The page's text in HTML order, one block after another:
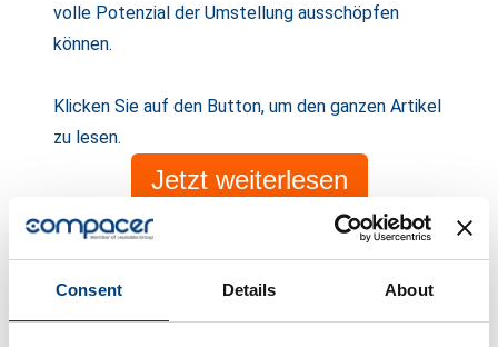
Consent Details About
volle Potenzial der Umstellung ausschöpfen
können.
Klicken Sie auf den Button, um den ganzen Artikel
zu lesen.
Jetzt weiterlesen
Weitere News